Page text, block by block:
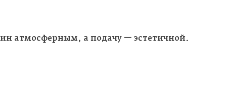
атмосферным, а подачу — эстетичной.